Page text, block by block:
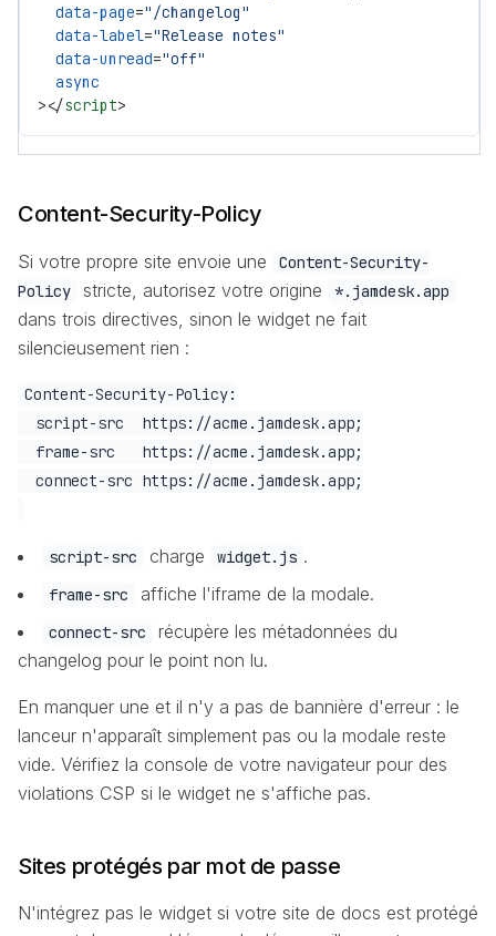
  data-page
="/changelog"
  data-label
="Release notes"
  data-unread
="off"
  async
></script>
Content-Security-Policy
Si votre propre site envoie une
Content-Security-
Policy
stricte, autorisez votre origine *.jamdesk.app
dans trois directives, sinon le widget ne fait
silencieusement rien :
Content-Security-Policy:
  script-src  https://acme.jamdesk.app;
  frame-src   https://acme.jamdesk.app;
script-src charge widget.js .
frame-src affiche l'iframe de la modale.
connect-src
récupère les métadonnées du
changelog pour le point non lu.
En manquer une et il n'y a pas de bannière d'erreur : le
lanceur n'apparaît simplement pas ou la modale reste
vide. Vérifiez la console de votre navigateur pour des
violations CSP si le widget ne s'affiche pas.
Sites protégés par mot de passe
N'intégrez pas le widget si votre site de docs est protégé